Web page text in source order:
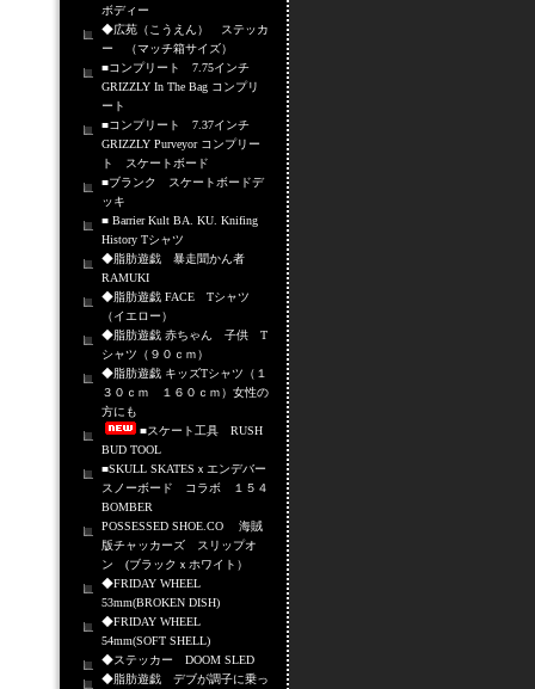
ボディー
◆広苑（こうえん） ステッカ
ー （マッチ箱サイズ）
■コンプリート 7.75インチ
GRIZZLY In The Bag コンプリ
ート
■コンプリート 7.37インチ
GRIZZLY Purveyor コンプリー
ト スケートボード
■ブランク スケートボードデ
ッキ
■ Barrier Kult BA. KU. Knifing
History Tシャツ
◆脂肪遊戯 暴走聞かん者
RAMUKI
◆脂肪遊戯 FACE Tシャツ
（イエロー）
◆脂肪遊戯 赤ちゃん 子供 T
シャツ（９０ｃｍ）
◆脂肪遊戯 キッズTシャツ（１
３０ｃｍ １６０ｃｍ）女性の
方にも
■スケート工具 RUSH
BUD TOOL
■SKULL SKATESｘエンデバー
スノーボード コラボ １５４
BOMBER
POSSESSED SHOE.CO 海賊
版チャッカーズ スリップオ
ン (ブラックｘホワイト）
◆FRIDAY WHEEL
53mm(BROKEN DISH)
◆FRIDAY WHEEL
54mm(SOFT SHELL)
◆ステッカー DOOM SLED
◆脂肪遊戯 デブが調子に乗っ